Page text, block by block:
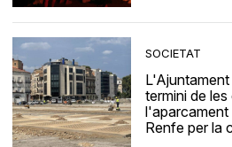
SOCIETAT
termini de
l'aparcament
Renfe per la